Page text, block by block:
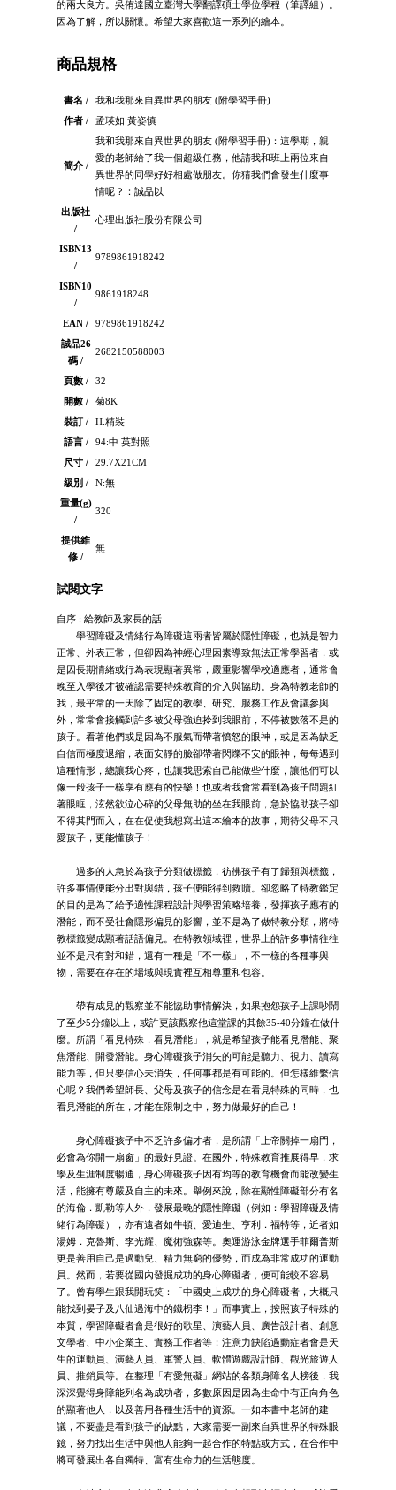
的兩大良方。吳侑達國立臺灣大學翻譯碩士學位學程（筆譯組）。
因為了解，所以關懷。希望大家喜歡這一系列的繪本。
商品規格
書名 /
我和我那來自異世界的朋友 (附學習手冊)
作者 /
孟瑛如 黃姿慎
簡介 /
我和我那來自異世界的朋友 (附學習手冊)：這學期，親
愛的老師給了我一個超級任務，他請我和班上兩位來自
異世界的同學好好相處做朋友。你猜我們會發生什麼事
情呢？：誠品以
出版社
/
心理出版社股份有限公司
ISBN13
/
9789861918242
ISBN10
/
9861918248
EAN /
9789861918242
誠品26
碼 /
2682150588003
頁數 /
32
開數 /
菊8K
裝訂 /
H:精裝
語言 /
94:中 英對照
尺寸 /
29.7X21CM
級別 /
N:無
重量(g)
/
320
提供維
修 /
無
試閱文字
自序 : 給教師及家長的話
學習障礙及情緒行為障礙這兩者皆屬於隱性障礙，也就是智力
正常、外表正常，但卻因為神經心理因素導致無法正常學習者，或
是因長期情緒或行為表現顯著異常，嚴重影響學校適應者，通常會
晚至入學後才被確認需要特殊教育的介入與協助。身為特教老師的
我，最平常的一天除了固定的教學、研究、服務工作及會議參與
外，常常會接觸到許多被父母強迫拎到我眼前，不停被數落不是的
孩子。看著他們或是因為不服氣而帶著憤怒的眼神，或是因為缺乏
自信而極度退縮，表面安靜的臉卻帶著閃爍不安的眼神，每每遇到
這種情形，總讓我心疼，也讓我思索自己能做些什麼，讓他們可以
像一般孩子一樣享有應有的快樂！也或者我會常看到為孩子問題紅
著眼眶，泫然欲泣心碎的父母無助的坐在我眼前，急於協助孩子卻
不得其門而入，在在促使我想寫出這本繪本的故事，期待父母不只
愛孩子，更能懂孩子！
過多的人急於為孩子分類做標籤，彷彿孩子有了歸類與標籤，
許多事情便能分出對與錯，孩子便能得到救贖。卻忽略了特教鑑定
的目的是為了給予適性課程設計與學習策略培養，發揮孩子應有的
潛能，而不受社會隱形偏見的影響，並不是為了做特教分類，將特
教標籤變成顯著話語偏見。在特教領域裡，世界上的許多事情往往
並不是只有對和錯，還有一種是「不一樣」，不一樣的各種事與
物，需要在存在的場域與現實裡互相尊重和包容。
帶有成見的觀察並不能協助事情解決，如果抱怨孩子上課吵鬧
了至少5分鐘以上，或許更該觀察他這堂課的其餘35-40分鐘在做什
麼。所謂「看見特殊，看見潛能」，就是希望孩子能看見潛能、聚
焦潛能、開發潛能。身心障礙孩子消失的可能是聽力、視力、讀寫
能力等，但只要信心未消失，任何事都是有可能的。但怎樣維繫信
心呢？我們希望師長、父母及孩子的信念是在看見特殊的同時，也
看見潛能的所在，才能在限制之中，努力做最好的自己！
身心障礙孩子中不乏許多偏才者，是所謂「上帝關掉一扇門，
必會為你開一扇窗」的最好見證。在國外，特殊教育推展得早，求
學及生涯制度暢通，身心障礙孩子因有均等的教育機會而能改變生
活，能擁有尊嚴及自主的未來。舉例來說，除在顯性障礙部分有名
的海倫．凱勒等人外，發展最晚的隱性障礙（例如：學習障礙及情
緒行為障礙），亦有遠者如牛頓、愛迪生、亨利．福特等，近者如
湯姆．克魯斯、李光耀、魔術強森等。奧運游泳金牌選手菲爾普斯
更是善用自己是過動兒、精力無窮的優勢，而成為非常成功的運動
員。然而，若要從國內發掘成功的身心障礙者，便可能較不容易
了。曾有學生跟我開玩笑：「中國史上成功的身心障礙者，大概只
能找到晏子及八仙過海中的鐵枴李！」而事實上，按照孩子特殊的
本質，學習障礙者會是很好的歌星、演藝人員、廣告設計者、創意
文學者、中小企業主、實務工作者等；注意力缺陷過動症者會是天
生的運動員、演藝人員、軍警人員、軟體遊戲設計師、觀光旅遊人
員、推銷員等。在整理「有愛無礙」網站的各類身障名人榜後，我
深深覺得身障能列名為成功者，多數原因是因為生命中有正向角色
的顯著他人，以及善用各種生活中的資源。一如本書中老師的建
議，不要盡是看到孩子的缺點，大家需要一副來自異世界的特殊眼
鏡，努力找出生活中與他人能夠一起合作的特點或方式，在合作中
將可發展出各自獨特、富有生命力的生活態度。